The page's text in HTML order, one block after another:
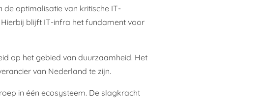
de optimalisatie van kritische IT-
blijft IT-infra het fundament voor
op het gebied van duurzaamheid. Het
van Nederland te zijn.
in één ecosysteem. De slagkracht